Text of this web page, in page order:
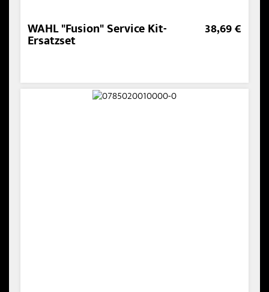
WAHL "Fusion" Service Kit-
Ersatzset
38,69 €